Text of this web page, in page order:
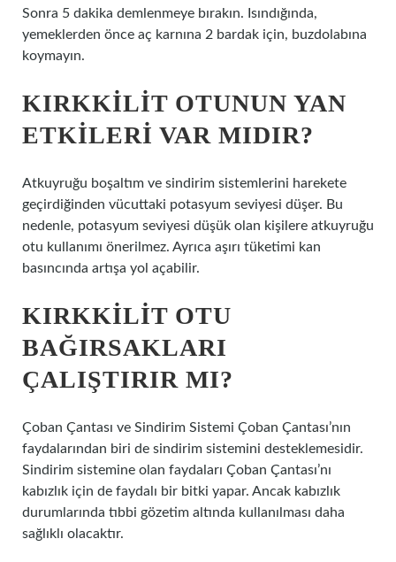
Sonra 5 dakika demlenmeye bırakın. Isındığında,
yemeklerden önce aç karnına 2 bardak için, buzdolabına
koymayın.
KIRKKILIT OTUNUN YAN
ETKILERI VAR MIDIR?
Atkuyruğu boşaltım ve sindirim sistemlerini harekete
geçirdiğinden vücuttaki potasyum seviyesi düşer. Bu
nedenle, potasyum seviyesi düşük olan kişilere atkuyruğu
otu kullanımı önerilmez. Ayrıca aşırı tüketimi kan
basıncında artışa yol açabilir.
KIRKKILIT OTU
BAĞIRSAKLARI
ÇALIŞTIRIR MI?
Çoban Çantası ve Sindirim Sistemi Çoban Çantası’nın
faydalarından biri de sindirim sistemini desteklemesidir.
Sindirim sistemine olan faydaları Çoban Çantası’nı
kabızlık için de faydalı bir bitki yapar. Ancak kabızlık
durumlarında tıbbi gözetim altında kullanılması daha
sağlıklı olacaktır.